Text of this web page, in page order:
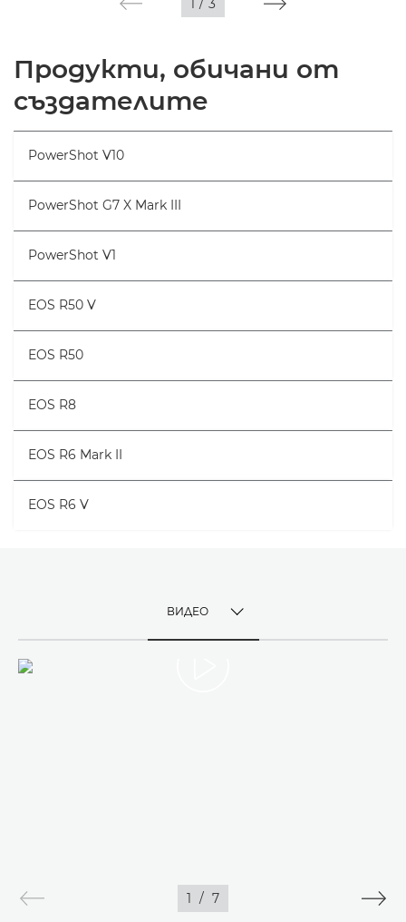
1 / 3
Продукти, обичани от
създателите
PowerShot V10
PowerShot G7 X Mark III
PowerShot V1
EOS R50 V
EOS R50
EOS R8
EOS R6 Mark II
EOS R6 V
ВИДЕО
1 / 7